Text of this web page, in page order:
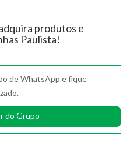
produtos e
Paulista!
de WhatsApp e fique
do Grupo